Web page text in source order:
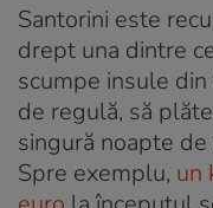
Santorini este
drept una dintre
scumpe insule din
de regulă, să
singură noapte de
Spre exemplu, un